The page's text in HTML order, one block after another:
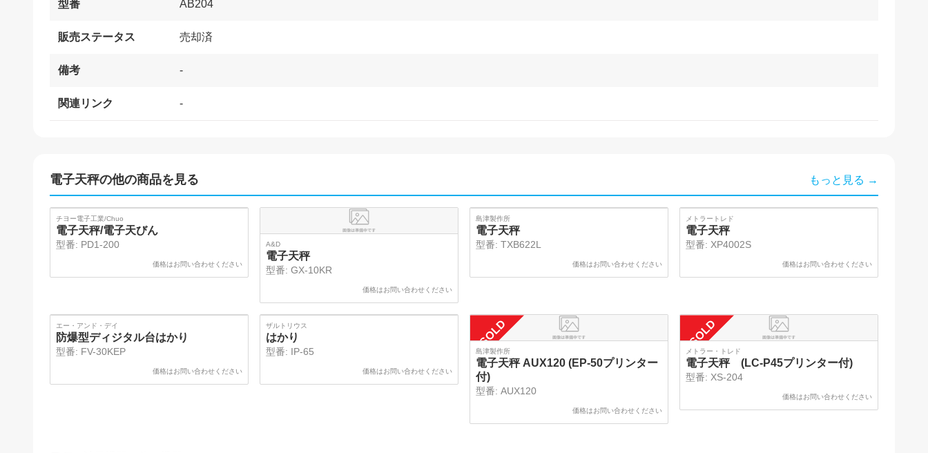
型番 AB204
販売ステータス 売却済
備考 -
関連リンク -
電子天秤の他の商品を見る もっと見る →
SOLD
チヨー電子工業/Chuo
電子天秤/電子天びん
型番: PD1-200
価格はお問い合わせください
A&D
電子天秤
型番: GX-10KR
価格はお問い合わせください
SOLD
島津製作所
電子天秤
型番: TXB622L
価格はお問い合わせください
SOLD
メトラートレド
電子天秤
型番: XP4002S
価格はお問い合わせください
エー・アンド・デイ
防爆型ディジタル台はかり
型番: FV-30KEP
価格はお問い合わせください
SOLD
ザルトリウス
はかり
型番: IP-65
価格はお問い合わせください
SOLD
島津製作所
電子天秤 AUX120 (EP-50プリンター
付)
型番: AUX120
価格はお問い合わせください
SOLD
メトラー・トレド
電子天秤 (LC-P45プリンター付)
型番: XS-204
価格はお問い合わせください